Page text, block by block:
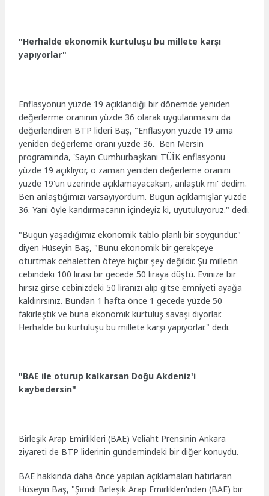
"Herhalde ekonomik kurtuluşu bu millete karşı
yapıyorlar"
Enflasyonun yüzde 19 açıklandığı bir dönemde yeniden
değerlerme oranının yüzde 36 olarak uygulanmasını da
değerlendiren BTP lideri Baş, "Enflasyon yüzde 19 ama
yeniden değerleme oranı yüzde 36. Ben Mersin
programında, 'Sayın Cumhurbaşkanı TÜİK enflasyonu
yüzde 19 açıklıyor, o zaman yeniden değerleme oranını
yüzde 19'un üzerinde açıklamayacaksın, anlaştık mı' dedim.
Ben anlaştığımızı varsayıyordum. Bugün açıklamışlar yüzde
36. Yani öyle kandırmacanın içindeyiz ki, uyutuluyoruz." dedi.
"Bugün yaşadığımız ekonomik tablo planlı bir soygundur."
diyen Hüseyin Baş, "Bunu ekonomik bir gerekçeye
oturtmak cehaletten öteye hiçbir şey değildir. Şu milletin
cebindeki 100 lirası bir gecede 50 liraya düştü. Evinize bir
hırsız girse cebinizdeki 50 liranızı alıp gitse emniyeti ayağa
kaldırırsınız. Bundan 1 hafta önce 1 gecede yüzde 50
fakirleştik ve buna ekonomik kurtuluş savaşı diyorlar.
Herhalde bu kurtuluşu bu millete karşı yapıyorlar." dedi.
"BAE ile oturup kalkarsan Doğu Akdeniz'i
kaybedersin"
Birleşik Arap Emirlikleri (BAE) Veliaht Prensinin Ankara
ziyareti de BTP liderinin gündemindeki bir diğer konuydu.
BAE hakkında daha önce yapılan açıklamaları hatırlaran
Hüseyin Baş, "Şimdi Birleşik Arap Emirlikleri'nden (BAE) bir